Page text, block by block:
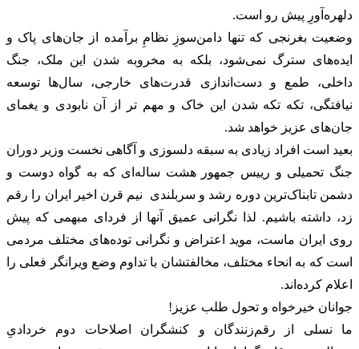
دلهره‌آورِ پیش رو است.
‏‎وضعیت بغرنجی که تنها دامن‌سوزِ نظامِ برآمده از جان‌های پاک و
ایده‌های سترگ نمی‌شود، بلکه به مخروبه شدن این ملک، جنگ
داخلی، طمع و دست‌اندازی قدرت‌های خارجی، سال‌ها توسعه
نیافتگی، تکه تکه شدن این خاک و مهم تر از آن نابودی و یغمای
جان‌های عزیز خواهد شد.
‏‎بعید است افراد زیادی به سبقه دلسوزی و آگاهی نخست وزیر دوران
جنگ تحمیلی و رییس جمهور هشت ساله‌ای که به گواه دوست و
دشمن تابناک‌ترین دوره رشد و سربلندی نیم قرن اخیر ایران را رقم
زد، داشته باشیم. لذا نگرانی عمیق آنها از فردای مبهمی که پیش
روی ایران ماست، موید اعتراض و نگرانی توده‌های مختلف مردمی
است که به انحاء مختلف، مخالفتشان با تداوم وضع ویرانگر فعلی را
اعلام کرده‌اند.
‏‎ما نسلی از رقم‌زنندگان و کنشگران اصلاحات دوم خردادیِ